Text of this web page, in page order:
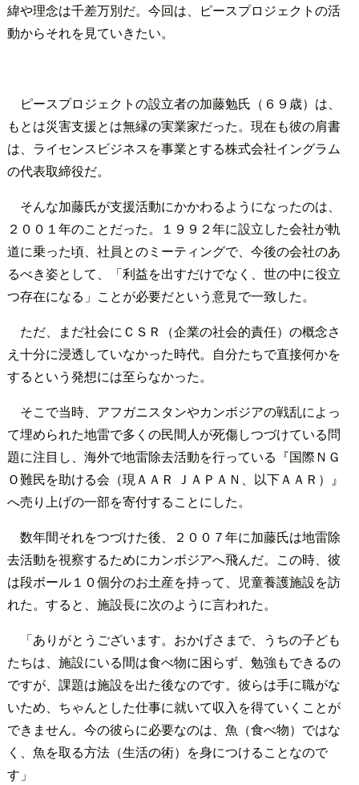
緯や理念は千差万別だ。今回は、ピースプロジェクトの活
動からそれを見ていきたい。
ピースプロジェクトの設立者の加藤勉氏（６９歳）は、
もとは災害支援とは無縁の実業家だった。現在も彼の肩書
は、ライセンスビジネスを事業とする株式会社イングラム
の代表取締役だ。
そんな加藤氏が支援活動にかかわるようになったのは、
２００１年のことだった。１９９２年に設立した会社が軌
道に乗った頃、社員とのミーティングで、今後の会社のあ
るべき姿として、「利益を出すだけでなく、世の中に役立
つ存在になる」ことが必要だという意見で一致した。
ただ、まだ社会にＣＳＲ（企業の社会的責任）の概念さ
え十分に浸透していなかった時代。自分たちで直接何かを
するという発想には至らなかった。
そこで当時、アフガニスタンやカンボジアの戦乱によっ
て埋められた地雷で多くの民間人が死傷しつづけている問
題に注目し、海外で地雷除去活動を行っている『国際ＮＧ
Ｏ難民を助ける会（現ＡＡＲ ＪＡＰＡＮ、以下ＡＡＲ）』
へ売り上げの一部を寄付することにした。
数年間それをつづけた後、２００７年に加藤氏は地雷除
去活動を視察するためにカンボジアへ飛んだ。この時、彼
は段ボール１０個分のお土産を持って、児童養護施設を訪
れた。すると、施設長に次のように言われた。
「ありがとうございます。おかげさまで、うちの子ども
たちは、施設にいる間は食べ物に困らず、勉強もできるの
ですが、課題は施設を出た後なのです。彼らは手に職がな
いため、ちゃんとした仕事に就いて収入を得ていくことが
できません。今の彼らに必要なのは、魚（食べ物）ではな
く、魚を取る方法（生活の術）を身につけることなので
す」